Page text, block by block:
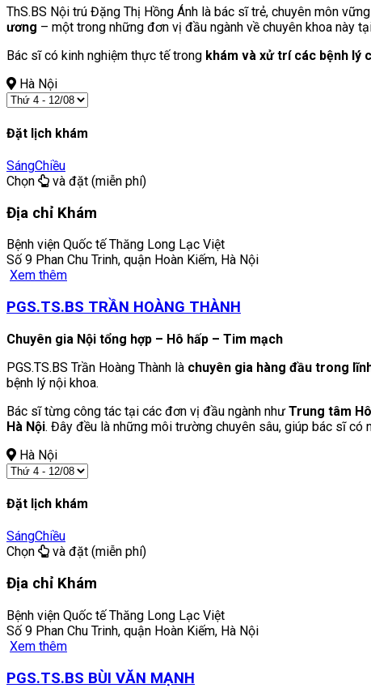
ThS.BS Nội trú Đặng Thị Hồng Ánh là bác sĩ trẻ, chuyên môn
ương – một trong những đơn vị đầu ngành về chuyên khoa này
Bác sĩ có kinh nghiệm thực tế trong khám và xử trí các bệnh lý
Hà Nội
Đặt lịch khám
SángChiều
Chọn
và đặt (miễn phí)
Địa chỉ Khám
Bệnh viện Quốc tế Thăng Long Lạc Việt
Số 9 Phan Chu Trinh, quận Hoàn Kiếm, Hà Nội
Xem thêm
PGS.TS.BS TRẦN HOÀNG THÀNH
Chuyên gia Nội tổng hợp – Hô hấp – Tim mạch
PGS.TS.BS Trần Hoàng Thành là chuyên gia hàng đầu trong
bệnh lý nội khoa.
Bác sĩ từng công tác tại các đơn vị đầu ngành như Trung tâm
Hà Nội. Đây đều là những môi trường chuyên sâu, giúp bác sĩ có
Hà Nội
Đặt lịch khám
SángChiều
Chọn
và đặt (miễn phí)
Địa chỉ Khám
Bệnh viện Quốc tế Thăng Long Lạc Việt
Số 9 Phan Chu Trinh, quận Hoàn Kiếm, Hà Nội
Xem thêm
PGS.TS.BS BÙI VĂN MẠNH